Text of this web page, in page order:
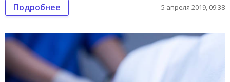
Подробнее 5 апреля 2019, 09:38